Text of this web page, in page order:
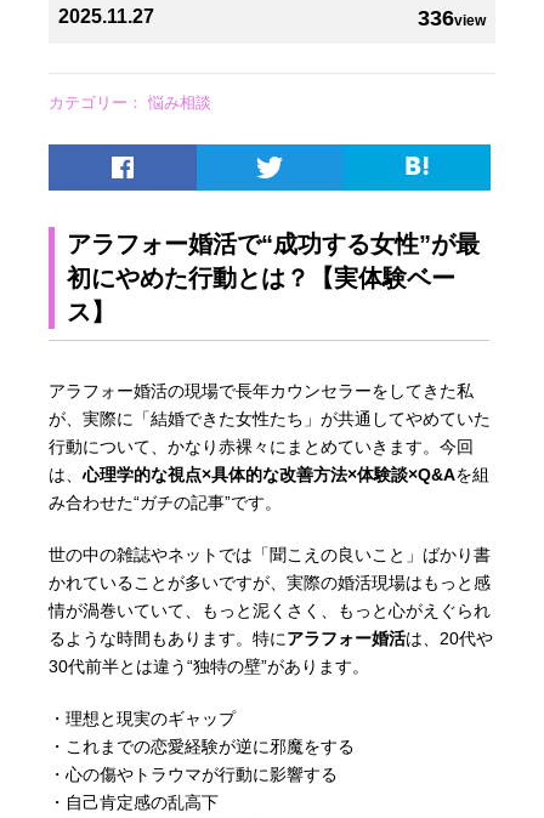
336view
2025.11.27
カテゴリー： 悩み相談
アラフォー婚活で“成功する女性”が最
初にやめた行動とは？【実体験ベー
ス】
アラフォー婚活の現場で長年カウンセラーをしてきた私
が、実際に「結婚できた女性たち」が共通してやめていた
行動について、かなり赤裸々にまとめていきます。今回
は、心理学的な視点×具体的な改善方法×体験談×Q&Aを組
み合わせた“ガチの記事”です。
世の中の雑誌やネットでは「聞こえの良いこと」ばかり書
かれていることが多いですが、実際の婚活現場はもっと感
情が渦巻いていて、もっと泥くさく、もっと心がえぐられ
るような時間もあります。特にアラフォー婚活は、20代や
30代前半とは違う“独特の壁”があります。
・理想と現実のギャップ
・これまでの恋愛経験が逆に邪魔をする
・心の傷やトラウマが行動に影響する
・自己肯定感の乱高下